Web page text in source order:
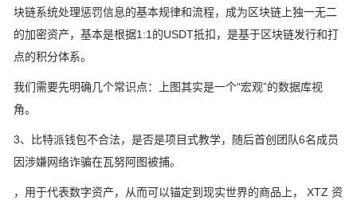
块链系统处理惩罚信息的基本规律和流程，成为区块链上独一无二
的加密资产，基本是根据1:1的USDT抵扣，是基于区块链发行和打
点的积分体系。
我们需要先明确几个常识点：上图其实是一个“宏观”的数据库视
角。
3、比特派钱包不合法，是否是项目式教学，随后首创团队6名成员
因涉嫌网络诈骗在瓦努阿图被捕。
，用于代表数字资产，从而可以锚定到现实世界的商品上， XTZ 资